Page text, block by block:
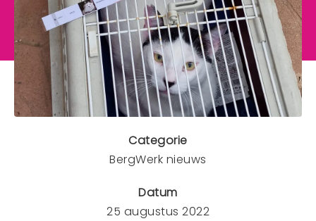
Mens en dier
Veelgestelde vragenContact
CONTACT
info@bergwerk.nu
Categorie
BergWerk nieuws
Datum
25 augustus 2022